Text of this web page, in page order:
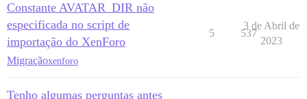
Constante AVATAR_DIR não
especificada no script de
importação do XenForo
Migraçãoxenforo
5 537
3 de Abril de
2023
Tenho algumas perguntas antes